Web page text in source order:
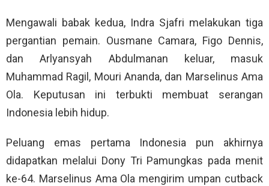
Mengawali babak kedua, Indra Sjafri melakukan tiga
pergantian pemain. Ousmane Camara, Figo Dennis,
dan Arlyansyah Abdulmanan keluar, masuk
Muhammad Ragil, Mouri Ananda, dan Marselinus Ama
Ola. Keputusan ini terbukti membuat serangan
Indonesia lebih hidup.
Peluang emas pertama Indonesia pun akhirnya
didapatkan melalui Dony Tri Pamungkas pada menit
ke-64. Marselinus Ama Ola mengirim umpan cutback